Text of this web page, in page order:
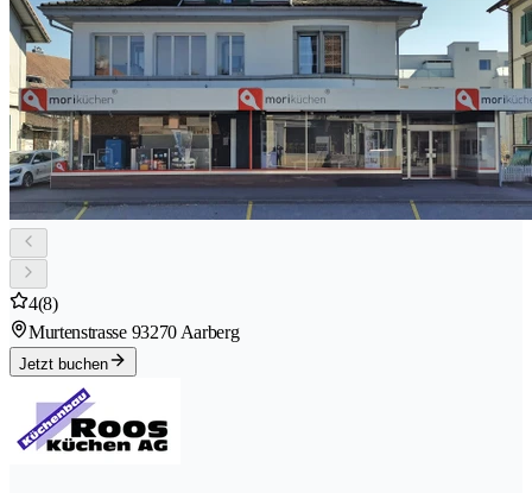
4(8)
Murtenstrasse 93270 Aarberg
Jetzt buchen